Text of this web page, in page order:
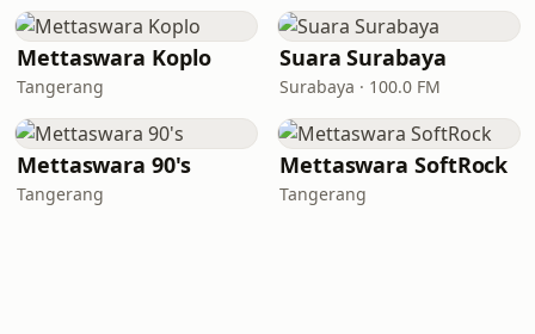
Mettaswara Koplo
Tangerang
Suara Surabaya
Surabaya · 100.0 FM
Mettaswara 90's
Tangerang
Mettaswara SoftRock
Tangerang